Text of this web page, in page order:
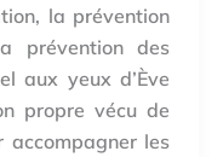
la prévention
prévention des
aux yeux d’Ève
propre vécu de
accompagner les